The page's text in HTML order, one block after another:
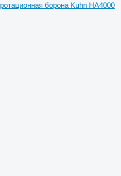
ротационная борона Kuhn HA4000